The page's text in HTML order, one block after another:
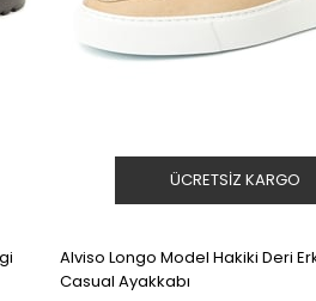
Alviso Longo Model Hakiki Deri
Casual Ayakkabı
ÜCRETSIZ KARGO